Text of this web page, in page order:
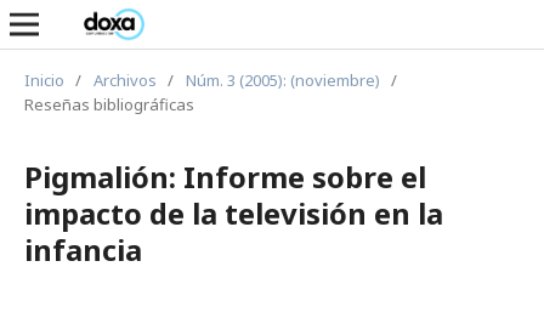
Inicio / Archivos / Núm. 3 (2005): (noviembre) /
Reseñas bibliográficas
Pigmalión: Informe sobre el
impacto de la televisión en la
infancia